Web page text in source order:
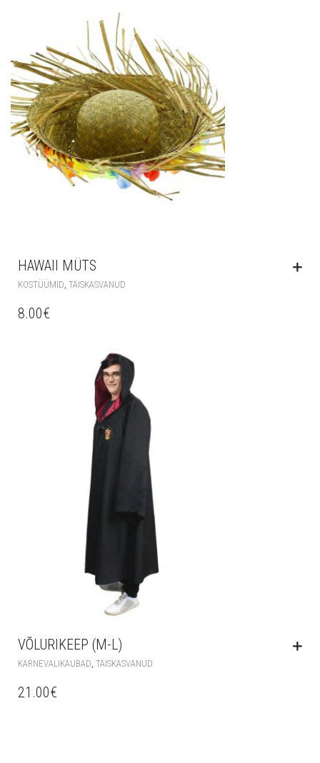
HAWAII MÜTS
KOSTÜÜMID, TÄISKASVANUD
8.00€
VÕLURIKEEP (M-L)
KARNEVALIKAUBAD TÄISKASVANUD
21.00€